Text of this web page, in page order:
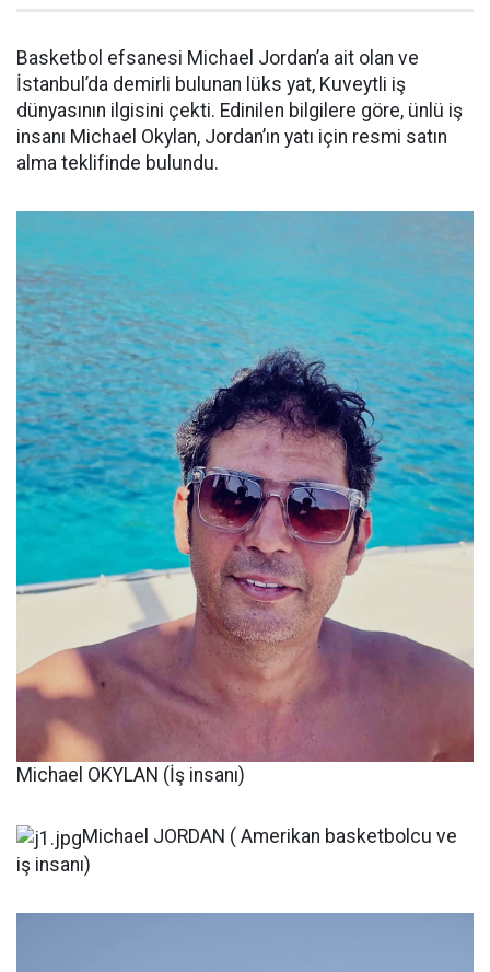
Basketbol efsanesi Michael Jordan’a ait olan ve
İstanbul’da demirli bulunan lüks yat, Kuveytli iş
dünyasının ilgisini çekti. Edinilen bilgilere göre, ünlü iş
insanı Michael Okylan, Jordan’ın yatı için resmi satın
alma teklifinde bulundu.
Michael OKYLAN (İş insanı)
Michael JORDAN ( Amerikan basketbolcu ve
iş insanı)